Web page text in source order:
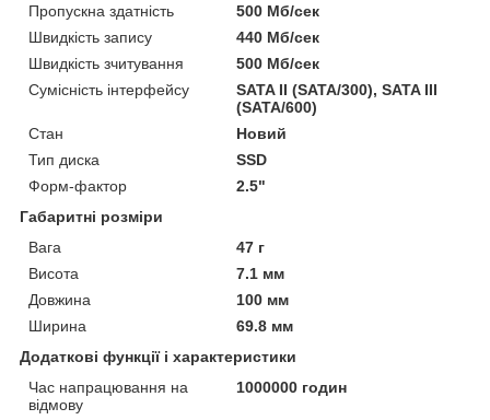
Пропускна здатність
500 Мб/сек
Швидкість запису
440 Мб/сек
Швидкість зчитування
500 Мб/сек
Сумісність інтерфейсу
SATA II (SATA/300), SATA III
(SATA/600)
Стан
Новий
Тип диска
SSD
Форм-фактор
2.5"
Габаритні розміри
Вага
47 г
Висота
7.1 мм
Довжина
100 мм
Ширина
69.8 мм
Додаткові функції і характеристики
Час напрацювання на
відмову
1000000 годин